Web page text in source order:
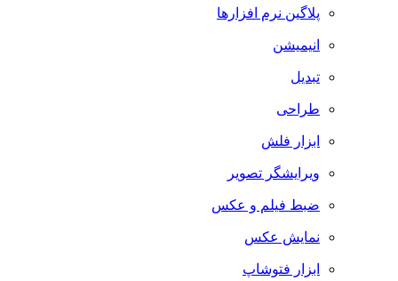
پلاگین نرم افزارها
انیمیشن
تبدیل
طراحی
ابزار فلش
ویرایشگر تصویر
ضبط فيلم و عكس
نمایش عکس
ابزار فتوشاپ